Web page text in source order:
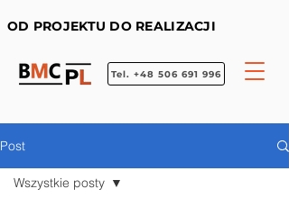
OD PROJEKTU DO REALIZACJI
Tel. +48 506 691 996
Post
Wszystkie posty